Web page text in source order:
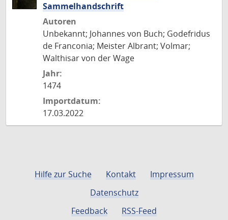
Sammelhandschrift
Autoren
Unbekannt; Johannes von Buch; Godefridus
de Franconia; Meister Albrant; Volmar;
Walthisar von der Wage
Jahr:
1474
Importdatum:
17.03.2022
Hilfe zur Suche Kontakt
Impressum
Datenschutz
Feedback
RSS-Feed